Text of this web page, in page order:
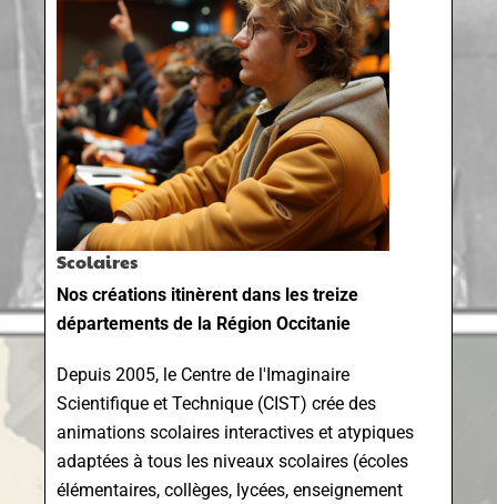
Scolaires
Nos créations itinèrent dans les treize
départements de la Région Occitanie
Depuis 2005, le Centre de l'Imaginaire
Scientifique et Technique (CIST) crée des
animations scolaires interactives et atypiques
adaptées à tous les niveaux scolaires (écoles
élémentaires, collèges, lycées, enseignement